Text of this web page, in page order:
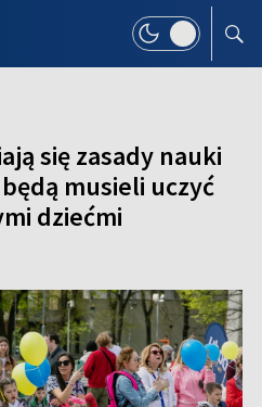
się zasady nauki
musieli uczyć
dziećmi